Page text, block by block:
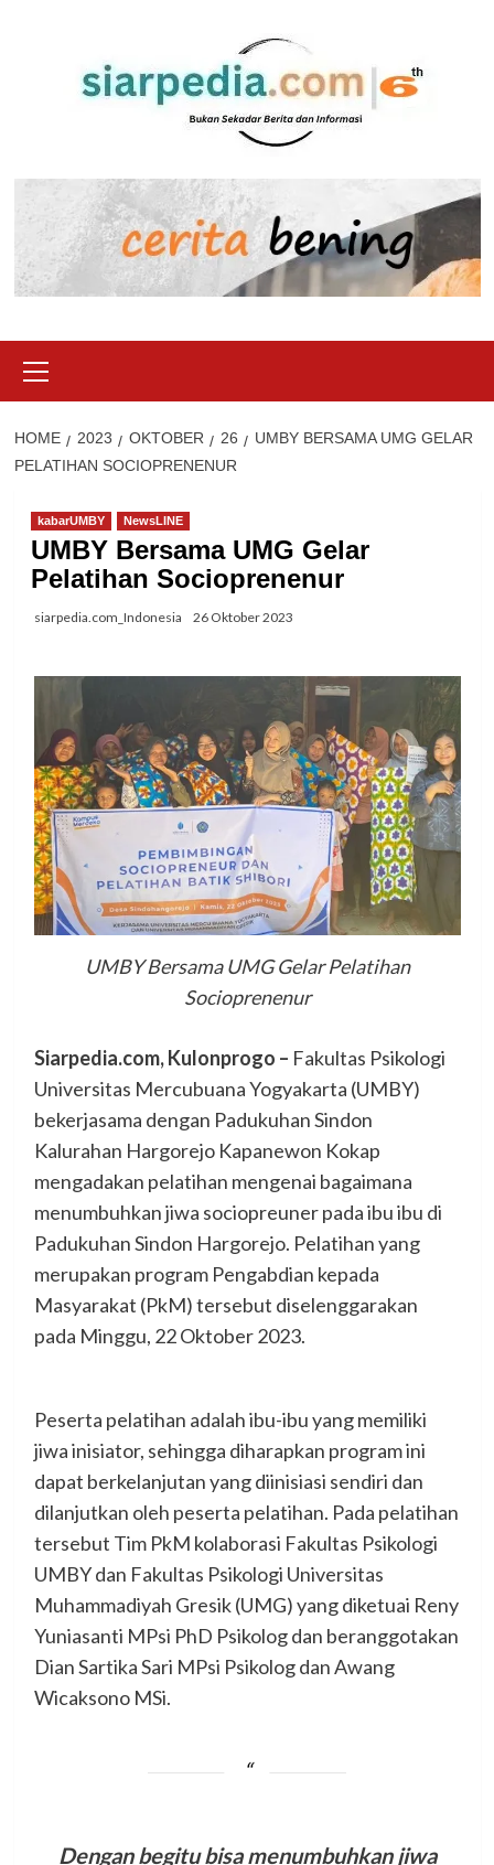
Menu
HOME 2023 OKTOBER 26
UMBY BERSAMA UMG GELAR
PELATIHAN SOCIOPRENENUR
kabarUMBY NewsLINE
UMBY Bersama UMG Gelar
Pelatihan Socioprenenur
siarpedia.com_Indonesia 26 Oktober 2023
UMBY Bersama UMG Gelar Pelatihan
Socioprenenur
Siarpedia.com, Kulonprogo – Fakultas Psikologi
Universitas Mercubuana Yogyakarta (UMBY)
bekerjasama dengan Padukuhan Sindon
Kalurahan Hargorejo Kapanewon Kokap
mengadakan pelatihan mengenai bagaimana
menumbuhkan jiwa sociopreuner pada ibu ibu di
Padukuhan Sindon Hargorejo. Pelatihan yang
merupakan program Pengabdian kepada
Masyarakat (PkM) tersebut diselenggarakan
pada Minggu, 22 Oktober 2023.
Peserta pelatihan adalah ibu-ibu yang memiliki
jiwa inisiator, sehingga diharapkan program ini
dapat berkelanjutan yang diinisiasi sendiri dan
dilanjutkan oleh peserta pelatihan. Pada pelatihan
tersebut Tim PkM kolaborasi Fakultas Psikologi
UMBY dan Fakultas Psikologi Universitas
Muhammadiyah Gresik (UMG) yang diketuai Reny
Yuniasanti MPsi PhD Psikolog dan beranggotakan
Dian Sartika Sari MPsi Psikolog dan Awang
Wicaksono MSi.
Dengan begitu bisa menumbuhkan jiwa